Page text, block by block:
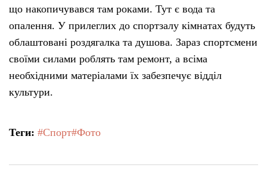
що накопичувався там роками. Тут є вода та
опалення. У прилеглих до спортзалу кімнатах будуть
облаштовані роздягалка та душова. Зараз спортсмени
своїми силами роблять там ремонт, а всіма
необхідними матеріалами їх забезпечує відділ
культури.
Теги: #Спорт#Фото